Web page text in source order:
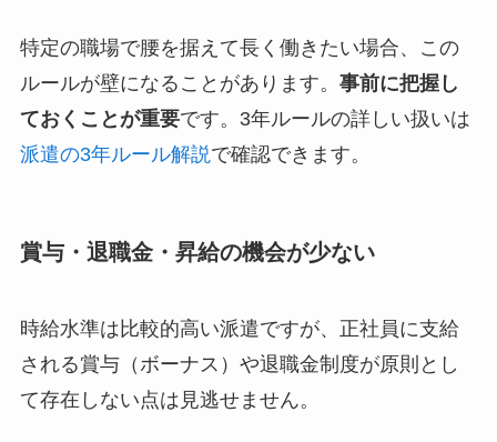
特定の職場で腰を据えて長く働きたい場合、この
ルールが壁になることがあります。 事前に把握し
ておくことが重要です。3年ルールの詳しい扱いは
派遣の3年ルール解説で確認できます。
賞与・退職金・昇給の機会が少ない
時給水準は比較的高い派遣ですが、正社員に支給
される賞与（ボーナス）や退職金制度が原則とし
て存在しない点は見逃せません。